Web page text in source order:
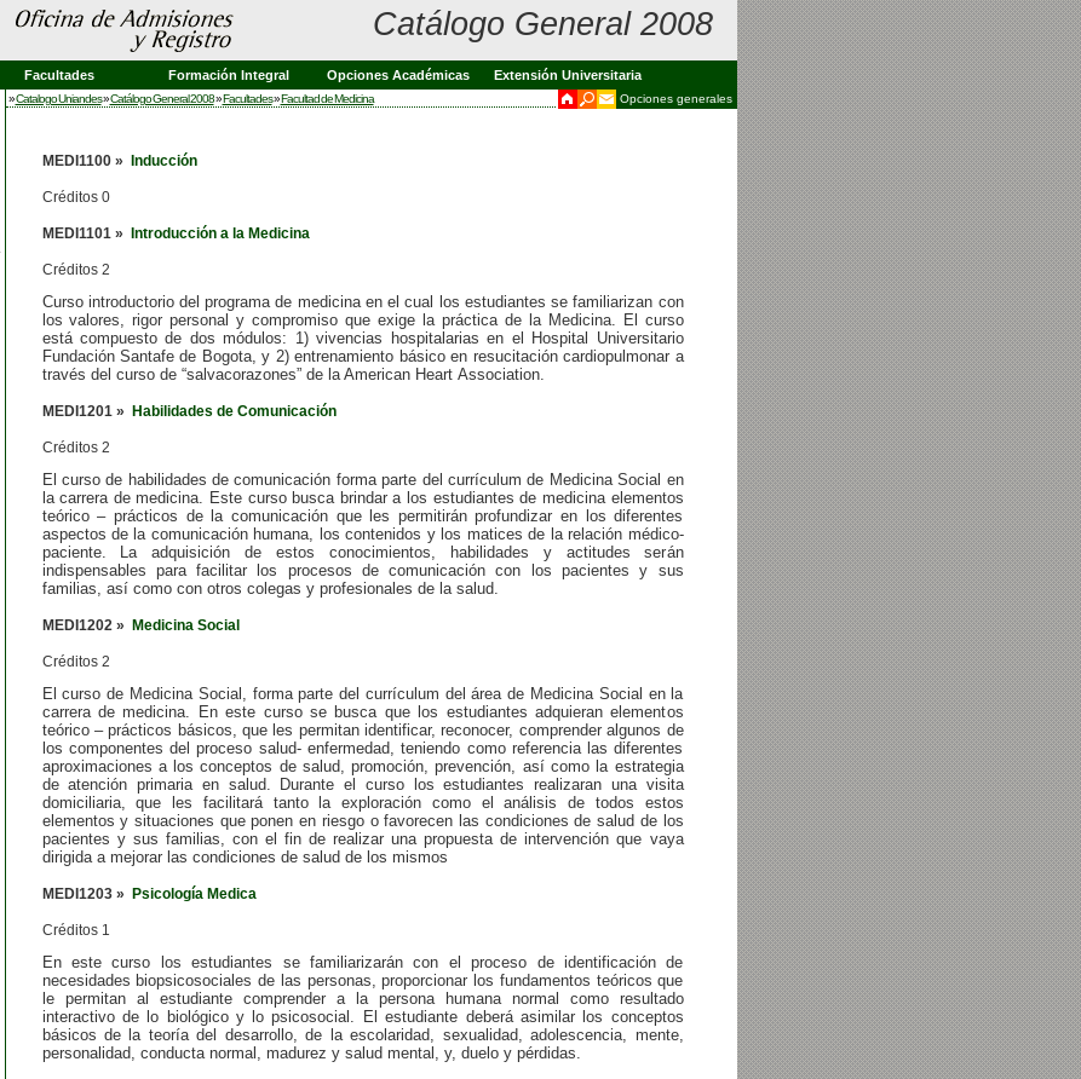
Catálogo General 2008
Facultades Formación Integral Opciones Académicas Extensión Universitaria
»Catalogo Uniandes»Catálogo General 2008»Facultades»Facultad de Medicina Opciones generales
MEDI1100 » Inducción
Créditos 0
MEDI1101 » Introducción a la Medicina
Créditos 2
Curso introductorio del programa de medicina en el cual los estudiantes se familiarizan con
los valores, rigor personal y compromiso que exige la práctica de la Medicina. El
curso
está compuesto de dos módulos: 1) vivencias hospitalarias en el Hospital Universitario
Fundación Santafe de Bogota, y 2) entrenamiento básico en resucitación cardiopulmonar a
través del curso de “salvacorazones” de la American Heart Association.
MEDI1201 » Habilidades de Comunicación
Créditos 2
El curso de habilidades de comunicación forma parte del currículum de Medicina Social en
la carrera de medicina. Este curso busca brindar a los estudiantes de medicina elementos
teórico – prácticos de la comunicación que les permitirán profundizar en los diferentes
aspectos de la comunicación humana, los contenidos y los matices de la relación médico-
paciente. La adquisición de estos conocimientos, habilidades y actitudes serán
indispensables para facilitar los procesos de comunicación con los pacientes y sus
familias, así como con otros colegas y profesionales de la salud.
MEDI1202 » Medicina Social
Créditos 2
El curso de Medicina Social, forma parte del currículum del área de Medicina Social en la
carrera de medicina. En este curso se busca que los estudiantes adquieran elementos
teórico – prácticos básicos, que les permitan identificar, reconocer, comprender algunos de
los componentes del proceso salud- enfermedad, teniendo como referencia las diferentes
aproximaciones a los conceptos de salud, promoción, prevención, así como la estrategia
de atención primaria en salud. Durante el curso los estudiantes realizaran una visita
domiciliaria, que les facilitará tanto la exploración como el análisis de todos estos
elementos y situaciones que ponen en riesgo o favorecen las condiciones de salud de los
pacientes y sus familias, con el fin de realizar una propuesta de intervención que vaya
dirigida a mejorar las condiciones de salud de los mismos
MEDI1203 » Psicología Medica
Créditos 1
En este curso los estudiantes se familiarizarán con el proceso de identificación de
necesidades biopsicosociales de las personas, proporcionar los fundamentos teóricos que
le permitan al estudiante comprender a la persona humana normal como resultado
interactivo de lo biológico y lo psicosocial. El estudiante deberá asimilar los conceptos
básicos de la teoría del desarrollo, de la escolaridad, sexualidad, adolescencia, mente,
personalidad, conducta normal, madurez y salud mental, y, duelo y pérdidas.